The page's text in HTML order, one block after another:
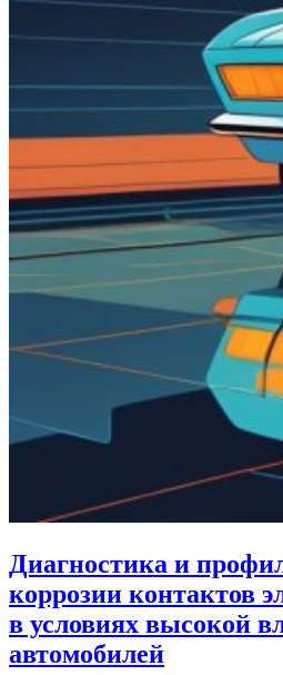
Диагностика и
коррозии контактов
в условиях высокой
автомобилей